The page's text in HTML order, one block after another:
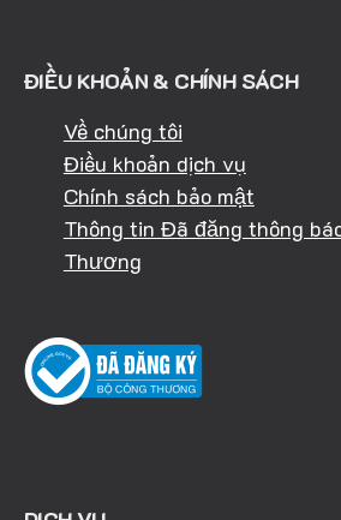
ĐIỀU KHOẢN & CHÍNH SÁCH
Về chúng tôi
Điều khoản dịch vụ
Chính sách bảo mật
Thông tin Đã đăng thông
Thương